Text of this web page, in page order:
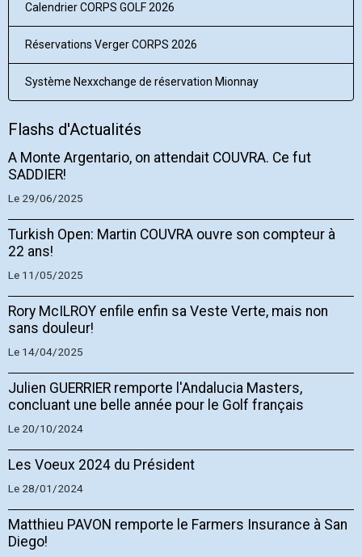
Calendrier CORPS GOLF 2026
Réservations Verger CORPS 2026
Système Nexxchange de réservation Mionnay
Flashs d'Actualités
A Monte Argentario, on attendait COUVRA. Ce fut
SADDIER!
Le 29/06/2025
Turkish Open: Martin COUVRA ouvre son compteur à
22 ans!
Le 11/05/2025
Rory McILROY enfile enfin sa Veste Verte, mais non
sans douleur!
Le 14/04/2025
Julien GUERRIER remporte l'Andalucia Masters,
concluant une belle année pour le Golf français
Le 20/10/2024
Les Voeux 2024 du Président
Le 28/01/2024
Matthieu PAVON remporte le Farmers Insurance à San
Diego!